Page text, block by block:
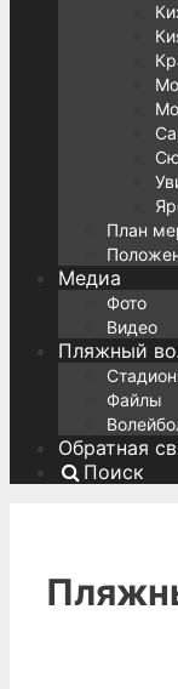
План
Медиа
Фото
Видео
Пляжный
Файлы
Обратная
Поиск